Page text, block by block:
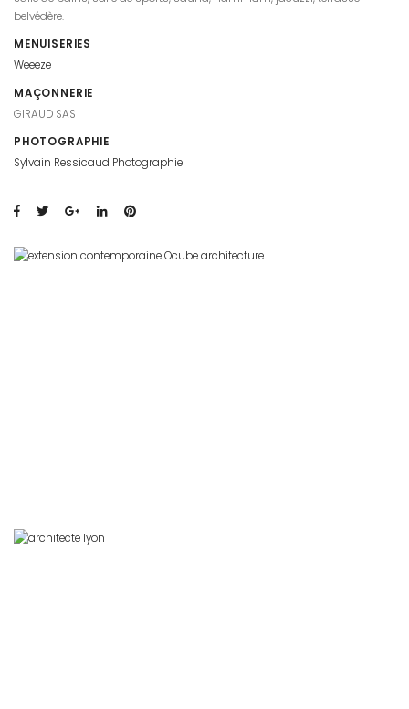
belvédère.
MENUISERIES
Weeeze
MAÇONNERIE
GIRAUD SAS
PHOTOGRAPHIE
Sylvain Ressicaud Photographie